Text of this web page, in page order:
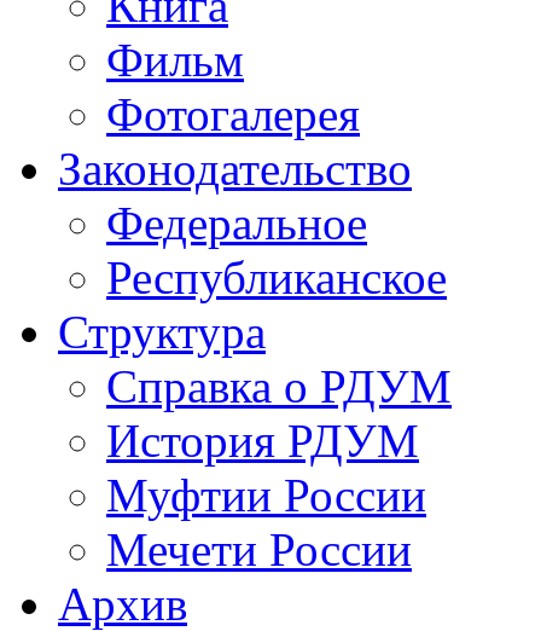
Фильм
Фотогалерея
Законодательство
Федеральное
Республиканское
Структура
Справка о РДУМ
История РДУМ
Муфтии России
Мечети России
Архив